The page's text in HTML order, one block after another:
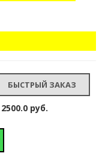
2500.0 руб.